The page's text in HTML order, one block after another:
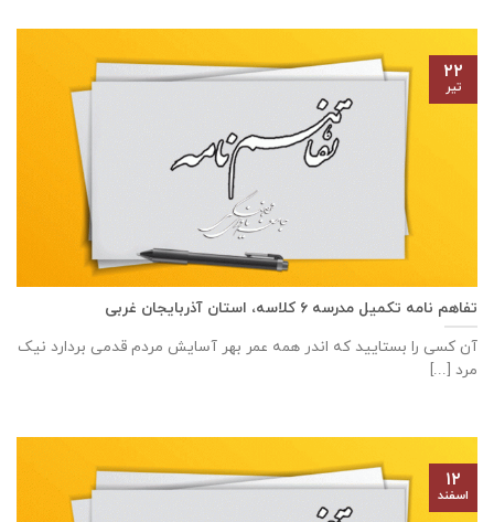
تفاهم نامه تكميل مدرسه ٦ كلاسه، استان آذربايجان غربی
آن کسی را بستایید که اندر همه عمر بهر آسایش مردم قدمی بردارد نیک
مرد [...]
۲۲
تیر
۱۲
اسفند